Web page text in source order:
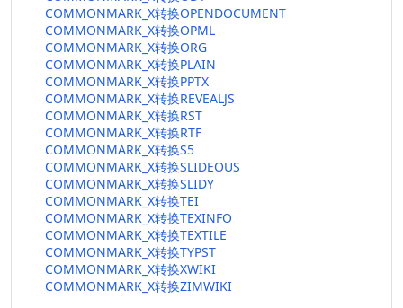
COMMONMARK_X转换OPENDOCUMENT
COMMONMARK_X转换OPML
COMMONMARK_X转换ORG
COMMONMARK_X转换PLAIN
COMMONMARK_X转换PPTX
COMMONMARK_X转换REVEALJS
COMMONMARK_X转换RST
COMMONMARK_X转换RTF
COMMONMARK_X转换S5
COMMONMARK_X转换SLIDEOUS
COMMONMARK_X转换SLIDY
COMMONMARK_X转换TEI
COMMONMARK_X转换TEXINFO
COMMONMARK_X转换TEXTILE
COMMONMARK_X转换TYPST
COMMONMARK_X转换XWIKI
COMMONMARK_X转换ZIMWIKI